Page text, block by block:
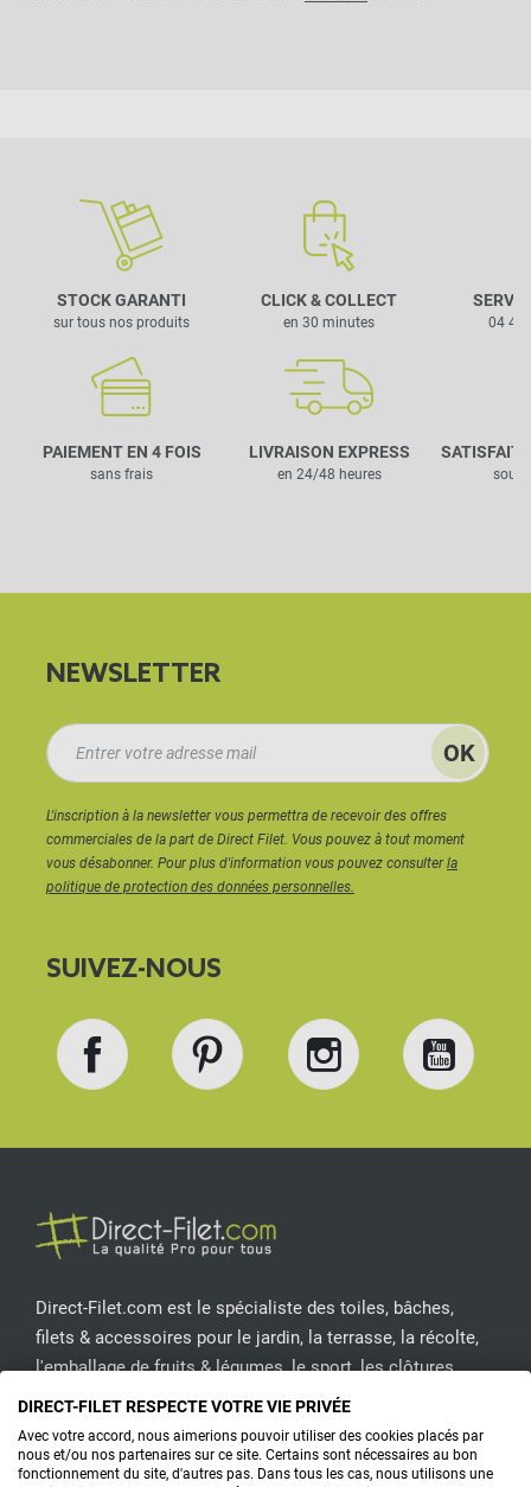
STOCK GARANTI
sur tous nos produits
CLICK & COLLECT
en 30 minutes
PAIEMENT EN 4 FOIS
sans frais
LIVRAISON EXPRESS
en 24/48 heures
04 42
SATISFAIT
sous
NEWSLETTER
L'inscription à la newsletter vous permettra de recevoir des offres
commerciales de la part de Direct Filet. Vous pouvez à tout moment
vous désabonner. Pour plus d'information vous pouvez consulterla
politique de protection des données personnelles.
SUIVEZ-NOUS
Direct-Filet.com est le spécialiste des toiles, bâches,
filets & accessoires pour le jardin, la terrasse, la récolte,
l'emballage de fruits & légumes, le sport, les clôtures...
CONTACTEZ-NOUS
DIRECT-FILET RESPECTE VOTRE VIE PRIVÉE
Avec votre accord, nous aimerions pouvoir utiliser des cookies placés par
nous et/ou nos partenaires sur ce site. Certains sont nécessaires au bon
fonctionnement du site, d'autres pas. Dans tous les cas, nous utilisons une